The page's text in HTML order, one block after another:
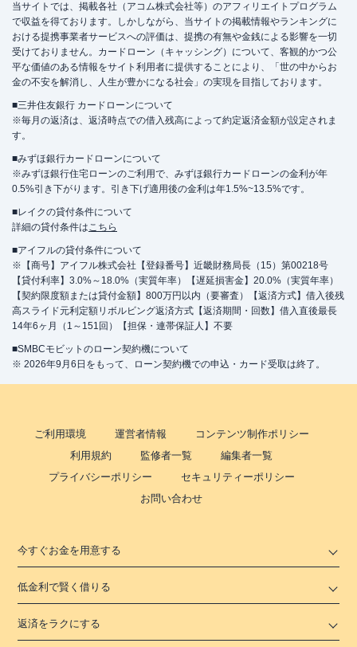
当サイトでは、掲載各社（アコム株式会社等）のアフィリエイトプログラム
で収益を得ております。しかしながら、当サイトの掲載情報やランキングに
おける提携事業者サービスへの評価は、提携の有無や金銭による影響を一切
受けておりません。カードローン（キャッシング）について、客観的かつ公
平な価値のある情報をサイト利用者に提供することにより、「世の中からお
金の不安を解消し、人生が豊かになる社会」の実現を目指しております。
■三井住友銀行 カードローンについて
※毎月の返済は、返済時点での借入残高によって約定返済金額が設定されま
す。
■みずほ銀行カードローンについて
※みずほ銀行住宅ローンのご利用で、みずほ銀行カードローンの金利が年
0.5%引き下がります。引き下げ適用後の金利は年1.5%~13.5%です。
■レイクの貸付条件について
詳細の貸付条件はこちら
■アイフルの貸付条件について
※【商号】アイフル株式会社【登録番号】近畿財務局長（15）第00218号
【貸付利率】3.0%～18.0%（実質年率）【遅延損害金】20.0%（実質年率）
【契約限度額または貸付金額】800万円以内（要審査）【返済方式】借入後残
高スライド元利定額リボルビング返済方式【返済期間・回数】借入直後最長
14年6ヶ月（1～151回）【担保・連帯保証人】不要
■SMBCモビットのローン契約機について
※ 2026年9月6日をもって、ローン契約機での申込・カード受取は終了。
ご利用環境 運営者情報
コンテンツ制作ポリシー
利用規約
監修者一覧
編集者一覧
プライバシーポリシー
セキュリティーポリシー
お問い合わせ
今すぐお金を用意する
低金利で賢く借りる
返済をラクにする